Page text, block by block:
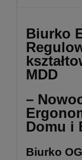
Biurko
MDD
–
Domu i
Biurko